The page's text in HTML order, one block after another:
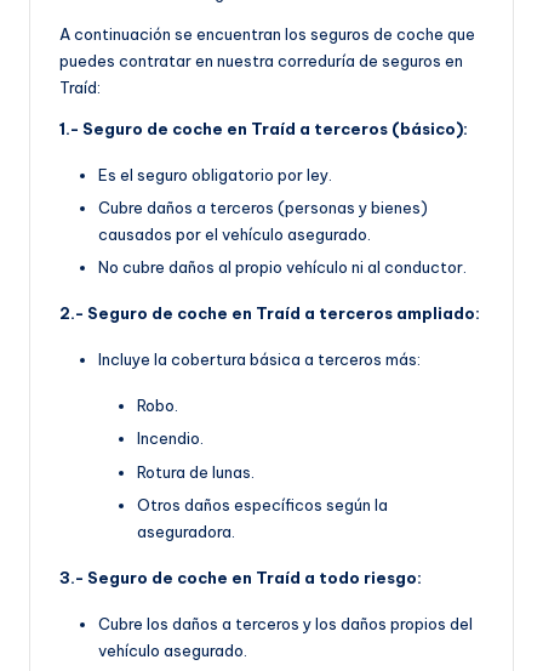
A continuación se encuentran los seguros de coche que
puedes contratar en nuestra correduría de seguros en
Traíd:
1.- Seguro de coche en Traíd a terceros (básico):
Es el seguro obligatorio por ley.
Cubre daños a terceros (personas y bienes)
causados por el vehículo asegurado.
No cubre daños al propio vehículo ni al conductor.
2.- Seguro de coche en Traíd a terceros ampliado:
Incluye la cobertura básica a terceros más:
Robo.
Incendio.
Rotura de lunas.
Otros daños específicos según la
aseguradora.
3.- Seguro de coche en Traíd a todo riesgo:
Cubre los daños a terceros y los daños propios del
vehículo asegurado.